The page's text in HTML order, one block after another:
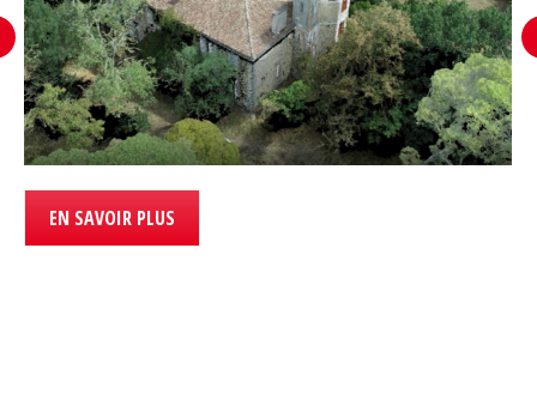
EN SAVOIR PLUS